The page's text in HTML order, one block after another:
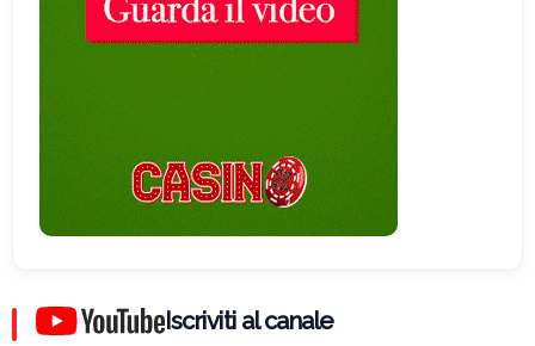
Iscriviti al canale